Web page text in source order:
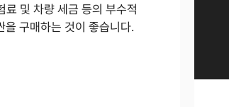
및 차량 세금 등의 부수적
구매하는 것이 좋습니다.